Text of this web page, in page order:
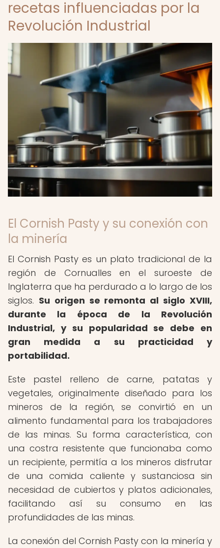
recetas influenciadas por la
Revolución Industrial
El Cornish Pasty y su conexión con
la minería
El Cornish Pasty es un plato tradicional de la
región de Cornualles en el suroeste de
Inglaterra que ha perdurado a lo largo de los
siglos. Su origen se remonta al siglo XVIII,
durante la época de la Revolución
Industrial, y su popularidad se debe en
gran medida a su practicidad y
portabilidad.
Este pastel relleno de carne, patatas y
vegetales, originalmente diseñado para los
mineros de la región, se convirtió en un
alimento fundamental para los trabajadores
de las minas. Su forma característica, con
una costra resistente que funcionaba como
un recipiente, permitía a los mineros disfrutar
de una comida caliente y sustanciosa sin
necesidad de cubiertos y platos adicionales,
facilitando así su consumo en las
profundidades de las minas.
La conexión del Cornish Pasty con la minería y